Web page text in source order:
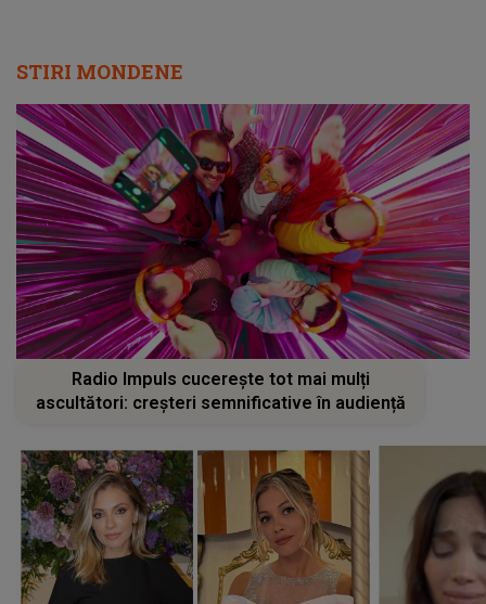
STIRI MONDENE
Radio Impuls cucerește tot mai mulți
ascultători: creșteri semnificative în audiență